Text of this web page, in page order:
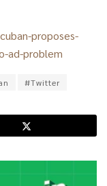
proposes-
ad-problem
#Twitter